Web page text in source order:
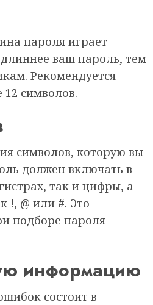
пароля играет
ваш пароль, тем
Рекомендуется
символов.
символов, которую вы
должен включать в
так и цифры, а
!, @ или #. Это
подборе пароля
информацию
состоит в